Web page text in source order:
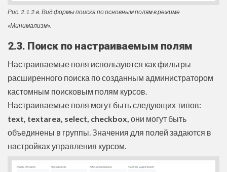
Рис. 2.1.2.в. Вид формы поиска по основным полям в режиме
«Минимализм».
2.3. Поиск по настраиваемым полям
Настраиваемые поля используются как фильтры
расширенного поиска по созданным администратором
кастомным поисковым полям курсов.
Настраиваемые поля могут быть следующих типов:
text, textarea, select, checkbox, они могут быть
объединены в группы. Значения для полей задаются в
настройках управления курсом.